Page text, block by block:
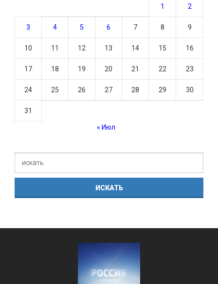
1 2
3 4 5 6 7 8 9
10 11 12 13 14 15 16
17 18 19 20 21 22 23
24 25 26 27 28 29 30
31
« Июл